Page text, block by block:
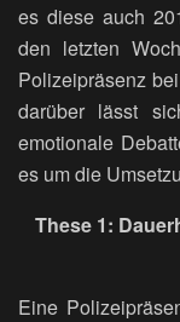
es diese auch
den letzten
Polizeipräsenz
darüber lässt
emotionale
es um die
These 1:
Eine